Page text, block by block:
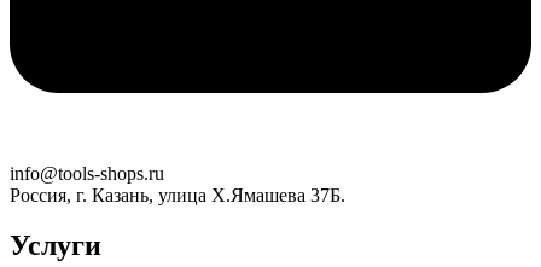
info@tools-shops.ru
Россия, г. Казань, улица Х.Ямашева 37Б.
Услуги